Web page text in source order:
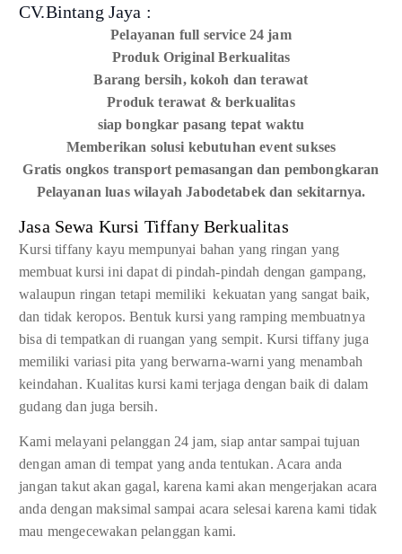
CV.Bintang Jaya :
Pelayanan full service 24 jam
Produk Original Berkualitas
Barang bersih, kokoh dan terawat
Produk terawat & berkualitas
siap bongkar pasang tepat waktu
Memberikan solusi kebutuhan event sukses
Gratis ongkos transport pemasangan dan pembongkaran
Pelayanan luas wilayah Jabodetabek dan sekitarnya.
Jasa Sewa Kursi Tiffany Berkualitas
Kursi tiffany kayu mempunyai bahan yang ringan yang
membuat kursi ini dapat di pindah-pindah dengan gampang,
walaupun ringan tetapi memiliki kekuatan yang sangat baik,
dan tidak keropos. Bentuk kursi yang ramping membuatnya
bisa di tempatkan di ruangan yang sempit. Kursi tiffany juga
memiliki variasi pita yang berwarna-warni yang menambah
keindahan. Kualitas kursi kami terjaga dengan baik di dalam
gudang dan juga bersih.
Kami melayani pelanggan 24 jam, siap antar sampai tujuan
dengan aman di tempat yang anda tentukan. Acara anda
jangan takut akan gagal, karena kami akan mengerjakan acara
anda dengan maksimal sampai acara selesai karena kami tidak
mau mengecewakan pelanggan kami.